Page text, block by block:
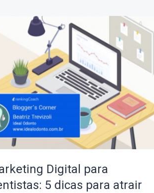
Digital para
5 dicas para atrair